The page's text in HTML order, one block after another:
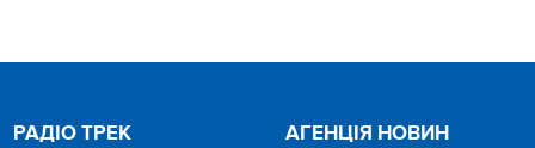
РАДІО ТРЕК АГЕНЦІЯ НОВИН